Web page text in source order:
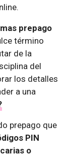
prepago
término
de la
del
los detalles
a una
prepago que
PIN
o